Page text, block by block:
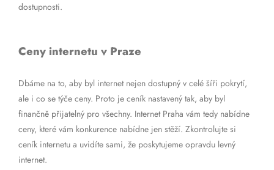
dostupnosti.
Ceny internetu v Praze
Dbáme na to, aby byl internet nejen dostupný v celé šíři pokrytí,
ale i co se týče ceny. Proto je ceník nastavený tak, aby byl
finančně přijatelný pro všechny. Internet Praha vám tedy nabídne
ceny, které vám konkurence nabídne jen stěží. Zkontrolujte si
ceník internetu a uvidíte sami, že poskytujeme opravdu levný
internet.